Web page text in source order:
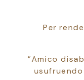
Per
"Amico